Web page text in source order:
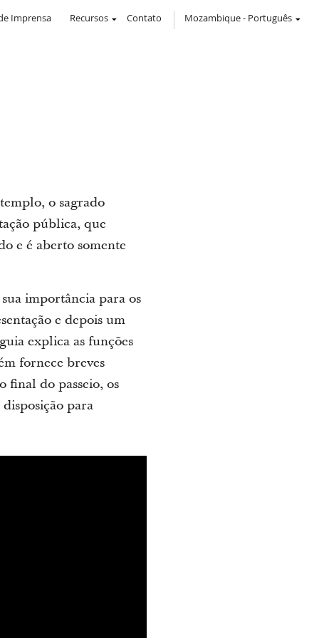
Imprensa Recursos Contato Mozambique- Português
o sagrado
pública, que
e é aberto somente
importância para os
e depois um
explica as funções
fornece breves
final do passeio, os
para